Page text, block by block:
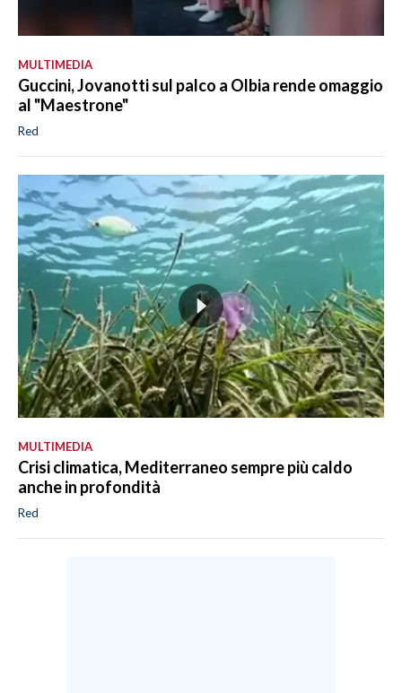
MULTIMEDIA
Guccini, Jovanotti sul palco a Olbia rende omaggio
al "Maestrone"
Red
MULTIMEDIA
Crisi climatica, Mediterraneo sempre più caldo
anche in profondità
Red